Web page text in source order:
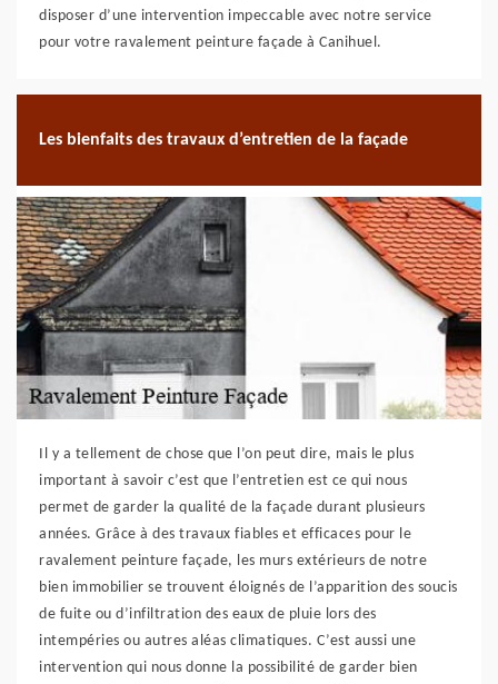
disposer d’une intervention impeccable avec notre service
pour votre ravalement peinture façade à Canihuel.
Les bienfaits des travaux d’entretien de la façade
Il y a tellement de chose que l’on peut dire, mais le plus
important à savoir c’est que l’entretien est ce qui nous
permet de garder la qualité de la façade durant plusieurs
années. Grâce à des travaux fiables et efficaces pour le
ravalement peinture façade, les murs extérieurs de notre
bien immobilier se trouvent éloignés de l’apparition des soucis
de fuite ou d’infiltration des eaux de pluie lors des
intempéries ou autres aléas climatiques. C’est aussi une
intervention qui nous donne la possibilité de garder bien